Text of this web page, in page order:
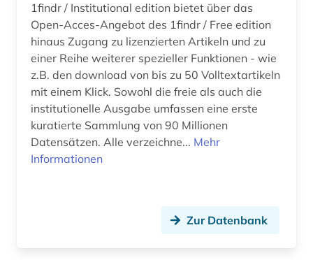
1findr / Institutional edition bietet über das
Open-Acces-Angebot des 1findr / Free edition
hinaus Zugang zu lizenzierten Artikeln und zu
einer Reihe weiterer spezieller Funktionen - wie
z.B. den download von bis zu 50 Volltextartikeln
mit einem Klick. Sowohl die freie als auch die
institutionelle Ausgabe umfassen eine erste
kuratierte Sammlung von 90 Millionen
Datensätzen. Alle verzeichne... Mehr
Informationen
Zur Datenbank